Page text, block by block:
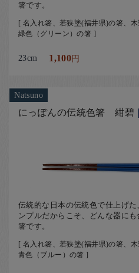
箸です。
[ 名入れ箸、若狭塗(福井県)の箸、
緑色（グリーン）の箸 ]
23cm 1,100円
Natsuno
にっぽんの伝統色箸 紺碧
伝統的な日本の伝統色で仕上げ
ンプルだからこそ、どんな器に
箸です。
[ 名入れ箸、若狭塗(福井県)の箸、
青色（ブルー）の箸 ]